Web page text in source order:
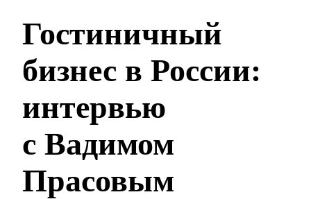
Гостиничный
бизнес в России:
интервью
с Вадимом
Прасовым